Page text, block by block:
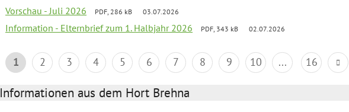
Vorschau - Juli 2026 PDF, 286 kB 03.07.2026
Information - Elternbrief zum 1. Halbjahr 2026 PDF, 343 kB 02.07.2026
1 2 3 4 5 6 7 8 9 10 ... 16
Informationen aus dem Hort Brehna